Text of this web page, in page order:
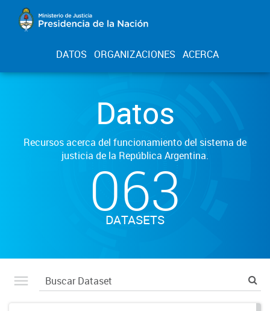
DATOS ORGANIZACIONES ACERCA
Datos
Recursos acerca del funcionamiento del sistema de
justicia de la República Argentina.
063
DATASETS